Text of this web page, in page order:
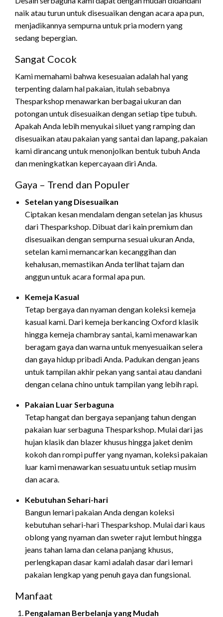
naik atau turun untuk disesuaikan dengan acara apa pun,
menjadikannya sempurna untuk pria modern yang
sedang bepergian.
Sangat Cocok
Kami memahami bahwa kesesuaian adalah hal yang
terpenting dalam hal pakaian, itulah sebabnya
Thesparkshop menawarkan berbagai ukuran dan
potongan untuk disesuaikan dengan setiap tipe tubuh.
Apakah Anda lebih menyukai siluet yang ramping dan
disesuaikan atau pakaian yang santai dan lapang, pakaian
kami dirancang untuk menonjolkan bentuk tubuh Anda
dan meningkatkan kepercayaan diri Anda.
Gaya – Trend dan Populer
Setelan yang Disesuaikan
Ciptakan kesan mendalam dengan setelan jas khusus
dari Thesparkshop. Dibuat dari kain premium dan
disesuaikan dengan sempurna sesuai ukuran Anda,
setelan kami memancarkan kecanggihan dan
kehalusan, memastikan Anda terlihat tajam dan
anggun untuk acara formal apa pun.
Kemeja Kasual
Tetap bergaya dan nyaman dengan koleksi kemeja
kasual kami. Dari kemeja berkancing Oxford klasik
hingga kemeja chambray santai, kami menawarkan
beragam gaya dan warna untuk menyesuaikan selera
dan gaya hidup pribadi Anda. Padukan dengan jeans
untuk tampilan akhir pekan yang santai atau dandani
dengan celana chino untuk tampilan yang lebih rapi.
Pakaian Luar Serbaguna
Tetap hangat dan bergaya sepanjang tahun dengan
pakaian luar serbaguna Thesparkshop. Mulai dari jas
hujan klasik dan blazer khusus hingga jaket denim
kokoh dan rompi puffer yang nyaman, koleksi pakaian
luar kami menawarkan sesuatu untuk setiap musim
dan acara.
Kebutuhan Sehari-hari
Bangun lemari pakaian Anda dengan koleksi
kebutuhan sehari-hari Thesparkshop. Mulai dari kaus
oblong yang nyaman dan sweter rajut lembut hingga
jeans tahan lama dan celana panjang khusus,
perlengkapan dasar kami adalah dasar dari lemari
pakaian lengkap yang penuh gaya dan fungsional.
Manfaat
Pengalaman Berbelanja yang Mudah